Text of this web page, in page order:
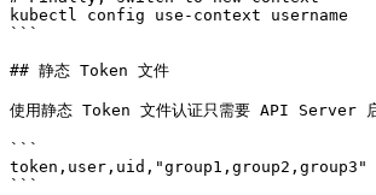
kubectl config use-context username
```
## 静态 Token 文件
使用静态 Token 文件认证只需要 API
```
token,user,uid,"group1,group2,group3"
```